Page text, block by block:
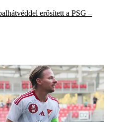
erősített a PSG –